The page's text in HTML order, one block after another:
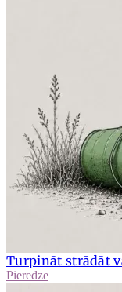
Turpināt strādāt
Pieredze